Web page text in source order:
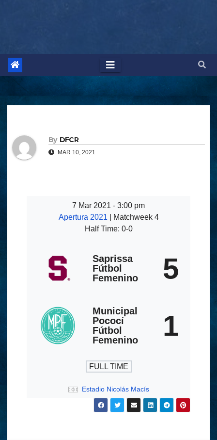
By DFCR
MAR 10, 2021
7 Mar 2021 - 3:00 pm
Apertura 2021
| Matchweek 4
Half Time: 0-0
Saprissa
Fútbol
Femenino
5
Municipal
Pococí
Fútbol
Femenino
1
FULL TIME
Estadio Nicolás Macís